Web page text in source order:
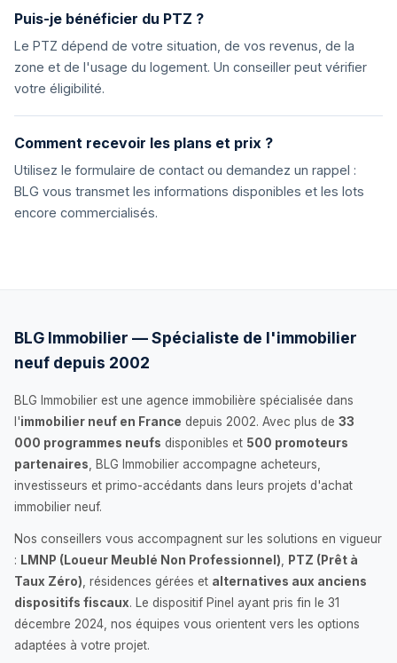
Puis-je bénéficier du PTZ ?
Le PTZ dépend de votre situation, de vos revenus, de la
zone et de l'usage du logement. Un conseiller peut vérifier
votre éligibilité.
Comment recevoir les plans et prix ?
Utilisez le formulaire de contact ou demandez un rappel :
BLG vous transmet les informations disponibles et les lots
encore commercialisés.
BLG Immobilier — Spécialiste de l'immobilier
neuf depuis 2002
BLG Immobilier est une agence immobilière spécialisée dans
l'immobilier neuf en France depuis 2002. Avec plus de 33
000 programmes neufs disponibles et 500 promoteurs
partenaires , BLG Immobilier accompagne acheteurs,
investisseurs et primo-accédants dans leurs projets d'achat
immobilier neuf.
Nos conseillers vous accompagnent sur les solutions en vigueur
: LMNP (Loueur Meublé Non Professionnel)
PTZ (Prêt à
Taux Zéro) , résidences gérées et alternatives aux anciens
dispositifs fiscaux. Le dispositif Pinel ayant pris fin le 31
décembre 2024, nos équipes vous orientent vers les options
adaptées à votre projet.